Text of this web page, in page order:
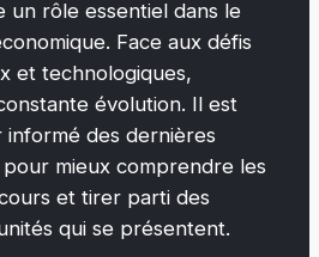
un rôle essentiel dans le
Face aux défis
et technologiques,
évolution. Il est
informé des dernières
mieux comprendre les
et tirer parti des
qui se présentent.